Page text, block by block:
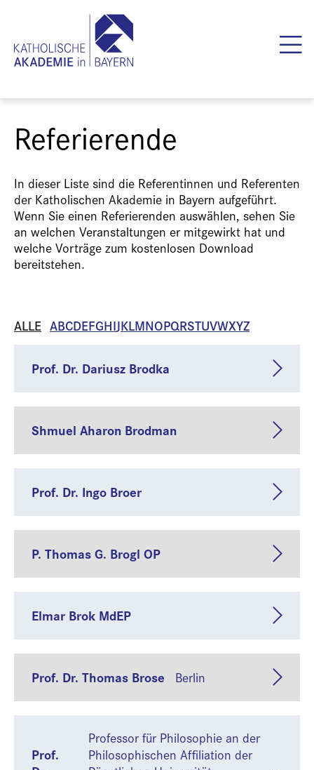
Referierende
In dieser Liste sind die Referentinnen und Referenten
der Katholischen Akademie in Bayern aufgeführt.
Wenn Sie einen Referierenden auswählen, sehen Sie
an welchen Veranstaltungen er mitgewirkt hat und
welche Vorträge zum kostenlosen Download
bereitstehen.
ALLE ABCDEFGHIJKLMNOPQRSTUVWXYZ
Prof. Dr. Dariusz Brodka
Shmuel Aharon Brodman
Prof. Dr. Ingo Broer
P. Thomas G. Brogl OP
Elmar Brok MdEP
Prof. Dr. Thomas Brose Berlin
Prof.
Professor für Philosophie an der
Philosophischen Affiliation der